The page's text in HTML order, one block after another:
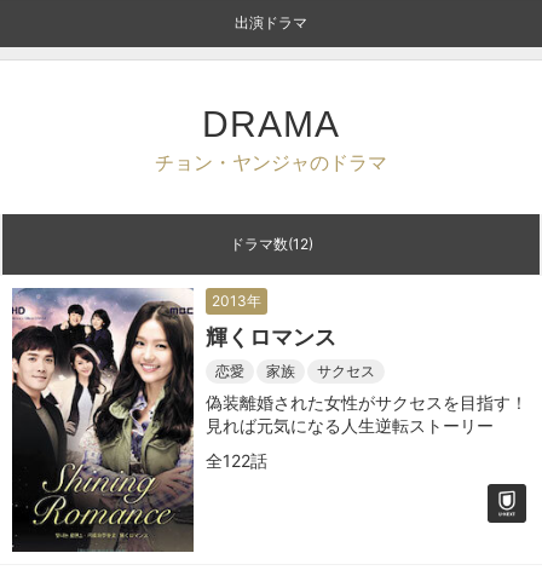
出演ドラマ
DRAMA
チョン・ヤンジャのドラマ
ドラマ数(12)
2013年
輝くロマンス
恋愛 家族 サクセス
偽装離婚された女性がサクセスを目指す！
見れば元気になる人生逆転ストーリー
全122話